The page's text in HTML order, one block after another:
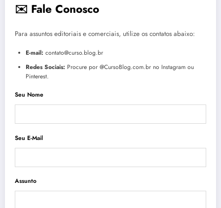
✉️ Fale Conosco
Para assuntos editoriais e comerciais, utilize os contatos abaixo:
E-mail: contato@curso.blog.br
Redes Sociais: Procure por @CursoBlog.com.br no Instagram ou
Pinterest.
Seu Nome
Seu E-Mail
Assunto